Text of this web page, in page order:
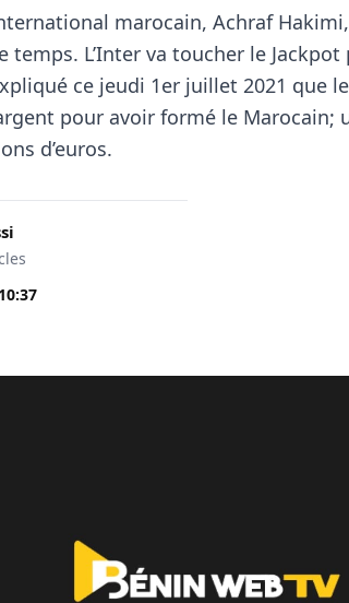
marocain, Achraf Hakimi,
temps. L’Inter va toucher le
ce jeudi 1er juillet 2021 que
pour avoir formé le Marocain;
d’euros.
10:37